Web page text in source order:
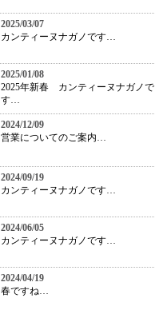
2025/03/07
カンティーヌナガノです…
2025/01/08
2025年新春 カンティーヌナガノで
す…
2024/12/09
営業についてのご案内…
2024/09/19
カンティーヌナガノです…
2024/06/05
カンティーヌナガノです…
2024/04/19
春ですね…